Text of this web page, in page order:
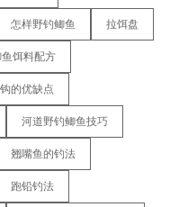
怎样野钓鲫鱼 拉饵盘
饵料配方
的优缺点
河道野钓鲫鱼技巧
翘嘴鱼的钓法
跑铅钓法